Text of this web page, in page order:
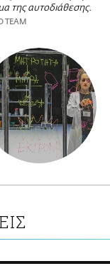
της αυτοδιάθεσης.
TEAM